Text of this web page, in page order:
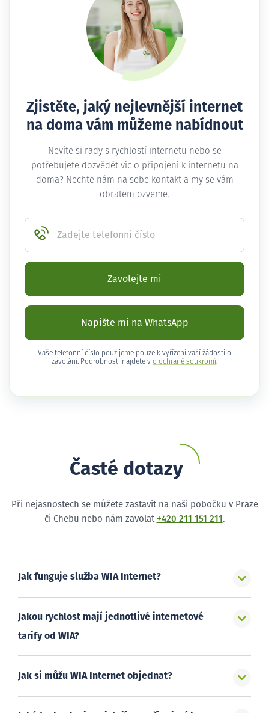
Zjistěte, jaký nejlevnější internet
na doma vám můžeme nabídnout
Nevíte si rady s rychlostí internetu nebo se
potřebujete dozvědět víc o připojení k internetu na
doma? Nechte nám na sebe kontakt a my se vám
obratem ozveme.
Zadejte telefonní číslo
Zavolejte mi
Napište mi na WhatsApp
Vaše telefonní číslo použijeme pouze k vyřízení vaší žádosti o
zavolání. Podrobnosti najdete v o ochraně soukromí .
Časté dotazy
Při nejasnostech se můžete zastavit na naši pobočku v Praze
či Chebu nebo nám zavolat +420 211 151 211 .
Jak funguje služba WIA Internet?
Jakou rychlost mají jednotlivé internetové
tarify od WIA?
Jak si můžu WIA Internet objednat?